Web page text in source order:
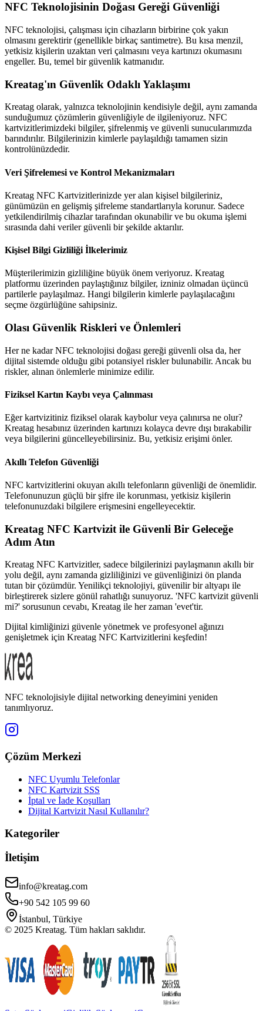
NFC Teknolojisinin Doğası Gereği Güvenliği
NFC teknolojisi, çalışması için cihazların birbirine çok yakın
olmasını gerektirir (genellikle birkaç santimetre). Bu kısa menzil,
yetkisiz kişilerin uzaktan veri çalmasını veya kartınızı okumasını
engeller. Bu, temel bir güvenlik katmanıdır.
Kreatag'ın Güvenlik Odaklı Yaklaşımı
Kreatag olarak, yalnızca teknolojinin kendisiyle değil, aynı zamanda
sunduğumuz çözümlerin güvenliğiyle de ilgileniyoruz. NFC
kartvizitlerimizdeki bilgiler, şifrelenmiş ve güvenli sunucularımızda
barındırılır. Bilgilerinizin kimlerle paylaşıldığı tamamen sizin
kontrolünüzdedir.
Veri Şifrelemesi ve Kontrol Mekanizmaları
Kreatag NFC Kartvizitlerinizde yer alan kişisel bilgileriniz,
günümüzün en gelişmiş şifreleme standartlarıyla korunur. Sadece
yetkilendirilmiş cihazlar tarafından okunabilir ve bu okuma işlemi
sırasında dahi veriler güvenli bir şekilde aktarılır.
Kişisel Bilgi Gizliliği İlkelerimiz
Müşterilerimizin gizliliğine büyük önem veriyoruz. Kreatag
platformu üzerinden paylaştığınız bilgiler, izniniz olmadan üçüncü
partilerle paylaşılmaz. Hangi bilgilerin kimlerle paylaşılacağını
seçme özgürlüğüne sahipsiniz.
Olası Güvenlik Riskleri ve Önlemleri
Her ne kadar NFC teknolojisi doğası gereği güvenli olsa da, her
dijital sistemde olduğu gibi potansiyel riskler bulunabilir. Ancak bu
riskler, alınan önlemlerle minimize edilir.
Fiziksel Kartın Kaybı veya Çalınması
Eğer kartvizitiniz fiziksel olarak kaybolur veya çalınırsa ne olur?
Kreatag hesabınız üzerinden kartınızı kolayca devre dışı bırakabilir
veya bilgilerini güncelleyebilirsiniz. Bu, yetkisiz erişimi önler.
Akıllı Telefon Güvenliği
NFC kartvizitlerini okuyan akıllı telefonların güvenliği de önemlidir.
Telefonunuzun güçlü bir şifre ile korunması, yetkisiz kişilerin
telefonunuzdaki bilgilere erişmesini engelleyecektir.
Kreatag NFC Kartvizit ile Güvenli Bir Geleceğe
Adım Atın
Kreatag NFC Kartvizitler, sadece bilgilerinizi paylaşmanın akıllı bir
yolu değil, aynı zamanda gizliliğinizi ve güvenliğinizi ön planda
tutan bir çözümdür. Yenilikçi teknolojiyi, güvenilir bir altyapı ile
birleştirerek sizlere gönül rahatlığı sunuyoruz. 'NFC kartvizit güvenli
mi?' sorusunun cevabı, Kreatag ile her zaman 'evet'tir.
Dijital kimliğinizi güvenle yönetmek ve profesyonel ağınızı
genişletmek için Kreatag NFC Kartvizitlerini keşfedin!
NFC teknolojisiyle dijital networking deneyimini yeniden
tanımlıyoruz.
Çözüm Merkezi
NFC Uyumlu Telefonlar
NFC Kartvizit SSS
İptal ve İade Koşulları
Dijital Kartvizit Nasıl Kullanılır?
Kategoriler
İletişim
info@kreatag.com
+90 542 105 99 60
İstanbul, Türkiye
© 2025 Kreatag. Tüm hakları saklıdır.